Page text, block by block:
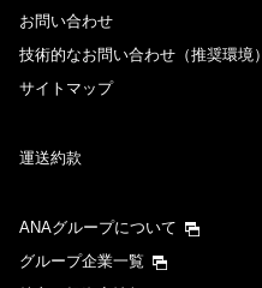
お問い合わせ
技術的なお問い合わせ（推奨環境）
サイトマップ
運送約款
ANAグループについて
グループ企業一覧